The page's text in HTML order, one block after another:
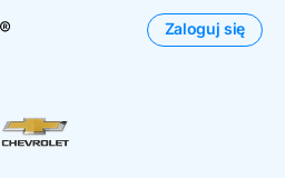
Zaloguj się